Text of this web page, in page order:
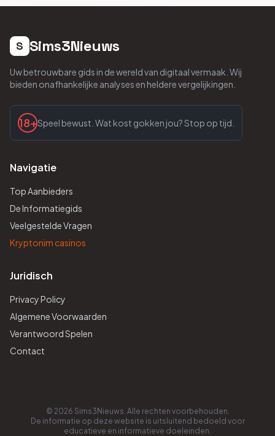
S Sims3Nieuws
Uw betrouwbare gids in de wereld van digitaal vermaak. Wij
bieden onafhankelijke analyses en heldere vergelijkingen.
18+Speel bewust. Wat kost gokken jou? Stop op tijd.
Navigatie
Top Aanbieders
De Informatiegids
Veelgestelde Vragen
Kryptonim casinos
Juridisch
Privacy Policy
Algemene Voorwaarden
Verantwoord Spelen
Contact
© 2026 Sims3Nieuws. Alle rechten voorbehouden.
De informatie op deze website is uitsluitend bedoeld voor
educatieve en informatieve doeleinden.